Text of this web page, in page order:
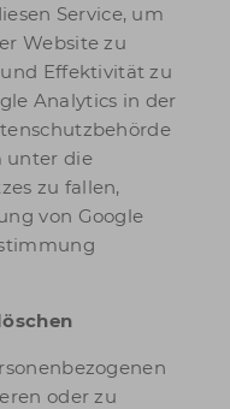
Service, um
Website zu
Effektivität zu
Analytics in der
unter die
zu fallen,
von Google
oder zu